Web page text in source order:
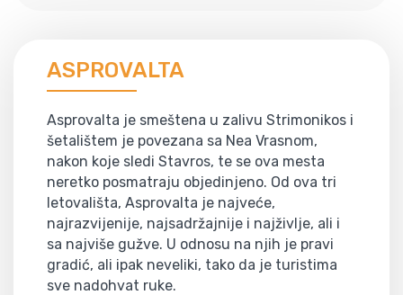
ASPROVALTA
Asprovalta je smeštena u zalivu Strimonikos i
šetalištem je povezana sa Nea Vrasnom,
nakon koje sledi Stavros, te se ova mesta
neretko posmatraju objedinjeno. Od ova tri
letovališta, Asprovalta je najveće,
najrazvijenije, najsadržajnije i najživlje, ali i
sa najviše gužve. U odnosu na njih je pravi
gradić, ali ipak neveliki, tako da je turistima
sve nadohvat ruke.